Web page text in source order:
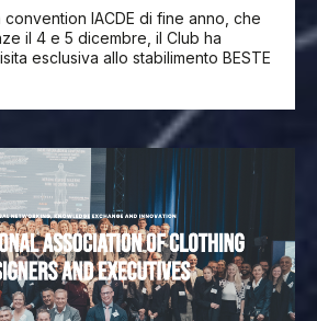
IACDE di fine anno, che
il 4 e 5 dicembre, il Club ha
esclusiva allo stabilimento BESTE